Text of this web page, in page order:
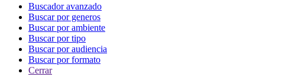
Buscador avanzado
Buscar por generos
Buscar por ambiente
Buscar por tipo
Buscar por audiencia
Buscar por formato
Cerrar